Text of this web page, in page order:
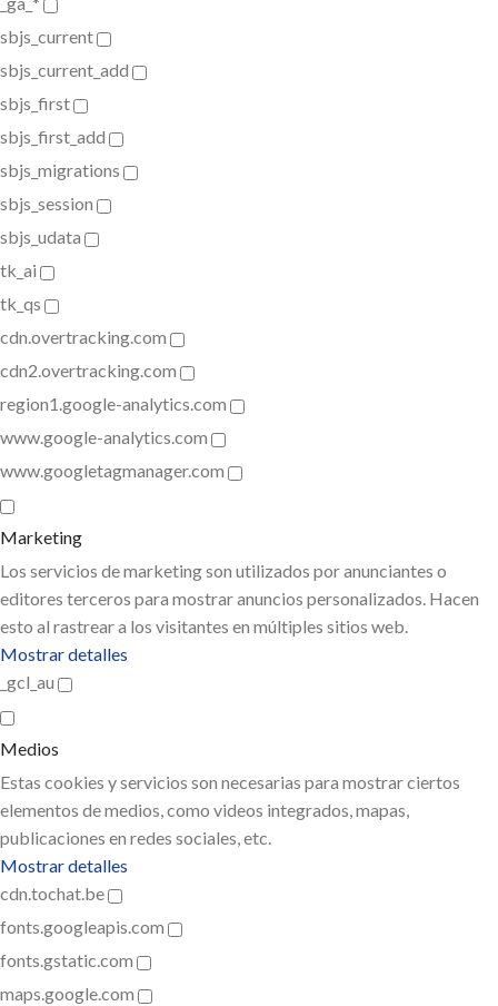
sbjs_current
sbjs_current_add
sbjs_first
sbjs_first_add
sbjs_migrations
sbjs_session
sbjs_udata
tk_ai
tk_qs
cdn.overtracking.com
cdn2.overtracking.com
region1.google-analytics.com
www.google-analytics.com
www.googletagmanager.com
Marketing
Los servicios de marketing son utilizados por anunciantes o
editores terceros para mostrar anuncios personalizados. Hacen
esto al rastrear a los visitantes en múltiples sitios web.
Mostrar detalles
_gcl_au
Medios
Estas cookies y servicios son necesarias para mostrar ciertos
elementos de medios, como videos integrados, mapas,
publicaciones en redes sociales, etc.
Mostrar detalles
cdn.tochat.be
fonts.googleapis.com
fonts.gstatic.com
maps.google.com